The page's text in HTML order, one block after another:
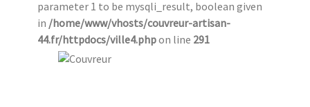
parameter 1 to be mysqli_result, boolean given
in /home/www/vhosts/couvreur-artisan-
44.fr/httpdocs/ville4.phpon line 291